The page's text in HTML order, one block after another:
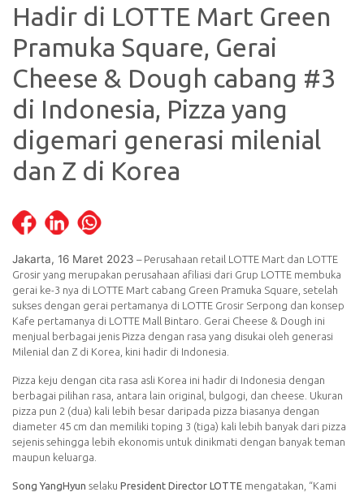
Hadir di LOTTE Mart Green
Pramuka Square, Gerai
Cheese & Dough cabang #3
di Indonesia, Pizza yang
digemari generasi milenial
dan Z di Korea
Jakarta, 16 Maret 2023 – Perusahaan retail LOTTE Mart dan LOTTE
Grosir yang merupakan perusahaan afiliasi dari Grup LOTTE membuka
gerai ke-3 nya di LOTTE Mart cabang Green Pramuka Square, setelah
sukses dengan gerai pertamanya di LOTTE Grosir Serpong dan konsep
Kafe pertamanya di LOTTE Mall Bintaro. Gerai Cheese & Dough ini
menjual berbagai jenis Pizza dengan rasa yang disukai oleh generasi
Milenial dan Z di Korea, kini hadir di Indonesia.
Pizza keju dengan cita rasa asli Korea ini hadir di Indonesia dengan
berbagai pilihan rasa, antara lain original, bulgogi, dan cheese. Ukuran
pizza pun 2 (dua) kali lebih besar daripada pizza biasanya dengan
diameter 45 cm dan memiliki toping 3 (tiga) kali lebih banyak dari pizza
sejenis sehingga lebih ekonomis untuk dinikmati dengan banyak teman
maupun keluarga.
Song YangHyun selaku President Director LOTTE mengatakan, “Kami